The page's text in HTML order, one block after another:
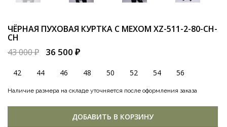
ЧЁРНАЯ ПУХОВАЯ КУРТКА С МЕХОМ XZ-511-2-80-CH-
CH
43 000 ₽
36 500 ₽
42 44 46 48 50 52 54 56
Наличие размера на складе уточняется после оформления заказа
ДОБАВИТЬ В КОРЗИНУ